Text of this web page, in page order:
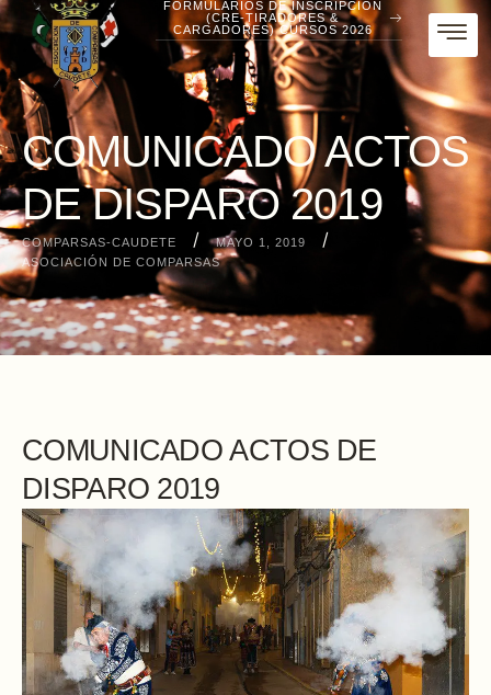
FORMULARIOS DE INSCRIPCIÓN
(CRE-TIRADORES &
CARGADORES) CURSOS 2026
COMUNICADO ACTOS
DE DISPARO 2019
COMPARSAS-CAUDETE / MAYO 1, 2019 /
ASOCIACIÓN DE COMPARSAS
COMUNICADO ACTOS DE
DISPARO 2019